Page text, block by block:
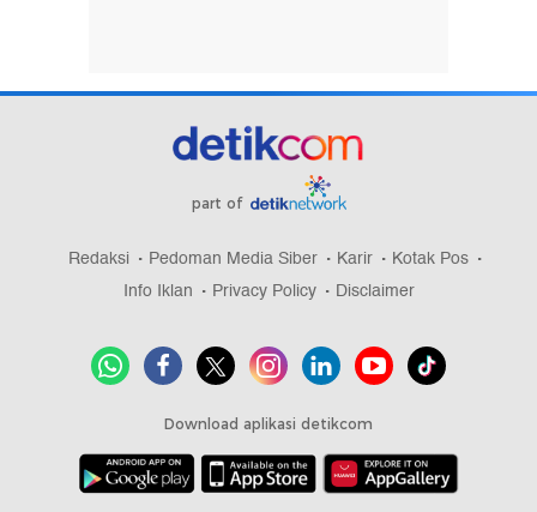
part of
Redaksi Pedoman Media Siber Karir
Kotak Pos
Info Iklan
Privacy Policy Disclaimer
Download aplikasi detikcom